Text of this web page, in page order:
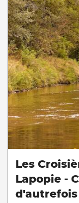
Les
Lapopie -
d'autrefois